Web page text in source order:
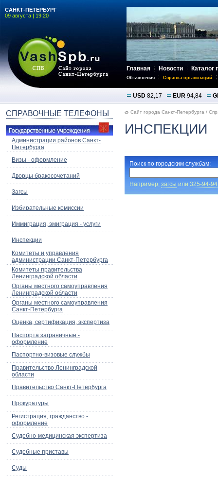
САНКТ-ПЕТЕРБУРГ
09 августа | 19:20
Главная Новости Каталог
Объявления Справка организаций
USD 82,17 EUR 94,84
СПРАВОЧНЫЕ ТЕЛЕФОНЫ
Администрации районов Санкт-
Петербурга
Визы - оформление
Дворцы бракосочетаний
Загсы
Избирательные комиссии
Иммиграция, эмиграция - услуги
Инспекции
Комитеты и управления
администрации Санкт-Петербурга
Комитеты правительства
Ленинградской области
Органы местного самоуправления
Ленинградской области
Органы местного самоуправления
Санкт-Петербурга
Оценка, сертификация, экспертиза
Паспорта заграничные -
оформление
Паспортно-визовые службы
Правительство Ленинградской
области
Правительство Санкт-Петербурга
Прокуратуры
Регистрация, гражданство -
оформление
Судебно-медицинская экспертиза
Судебные приставы
Суды
Сайт города Санкт-Петербурга /
ИНСПЕКЦИИ
Поиск по городским службам:
Например, загсы или 325-94-94